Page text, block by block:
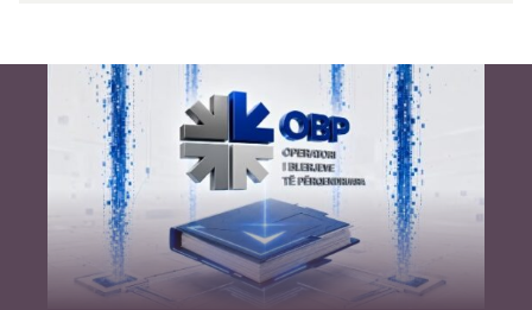
inteligjente izraelite
Or Shalom